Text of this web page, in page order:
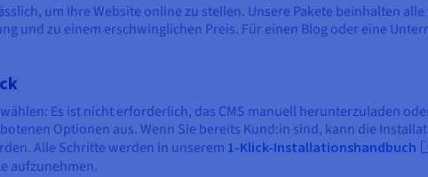
um Ihre Website online zu stellen. Unsere Pakete beinhalten
und zu einem erschwinglichen Preis. Für einen Blog oder eine
Es ist nicht erforderlich, das CMS manuell herunterzuladen
Optionen aus. Wenn Sie bereits Kund:in sind, kann die
Alle Schritte werden in unserem 1-Klick-Installationshandbuch
aufzunehmen.